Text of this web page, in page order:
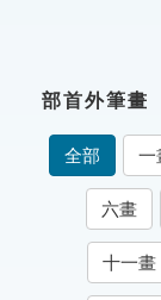
成語故事
索引選單
知識索引
單字索引
生命大百
部首外筆畫
全部 一
六畫
十一畫